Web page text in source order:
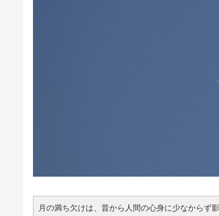
月の満ち欠けは、昔から人間の心身に少なからず